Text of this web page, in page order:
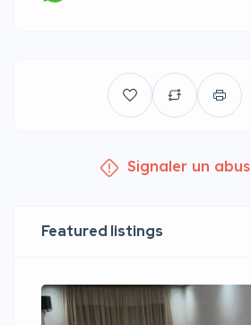
Signaler un abus
Featured listings